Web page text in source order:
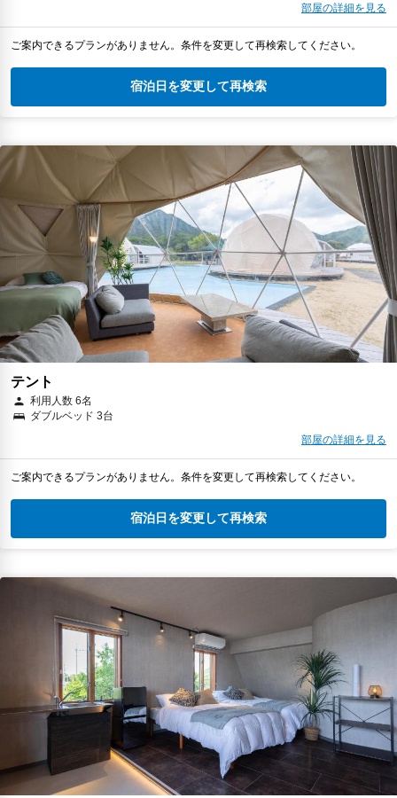
部屋の詳細を見る
ご案内できるプランがありません。条件を変更して再検索してください。
宿泊日を変更して再検索
テント
利用人数 6名
ダブルベッド 3台
部屋の詳細を見る
ご案内できるプランがありません。条件を変更して再検索してください。
宿泊日を変更して再検索